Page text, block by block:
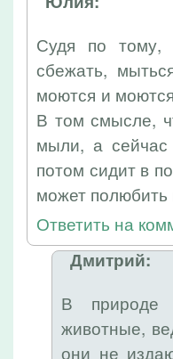
Судя по тому,
сбежать,
моются и
В том смысле,
мыли, а сейчас
потом сидит в
может полюбить
Ответить на
Дмитрий:
В природе
животные,
они не